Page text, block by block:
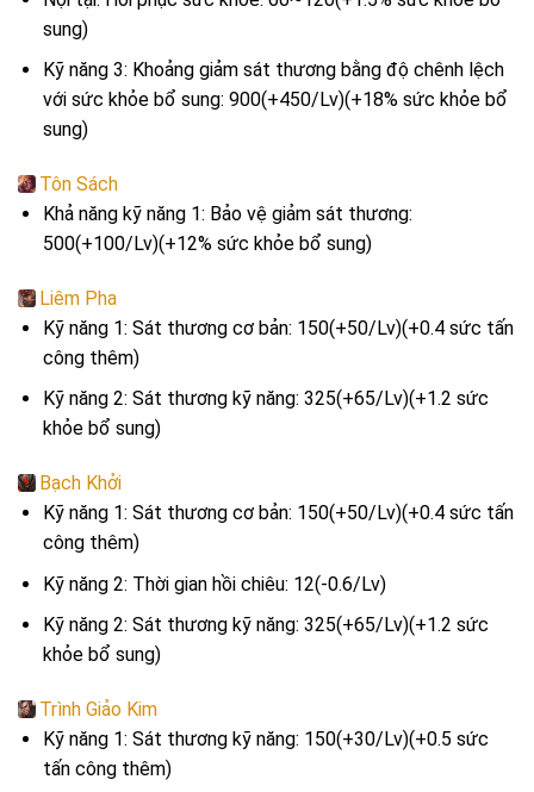
sung)
Kỹ năng 3: Khoảng giảm sát thương bằng độ chênh lệch
với sức khỏe bổ sung: 900(+450/Lv)(+18% sức khỏe bổ
sung)
Tôn Sách
Khả năng kỹ năng 1: Bảo vệ giảm sát thương:
500(+100/Lv)(+12% sức khỏe bổ sung)
Liêm Pha
Kỹ năng 1: Sát thương cơ bản: 150(+50/Lv)(+0.4 sức tấn
công thêm)
Kỹ năng 2: Sát thương kỹ năng: 325(+65/Lv)(+1.2 sức
khỏe bổ sung)
Bạch Khởi
Kỹ năng 1: Sát thương cơ bản: 150(+50/Lv)(+0.4 sức tấn
công thêm)
Kỹ năng 2: Thời gian hồi chiêu: 12(-0.6/Lv)
Kỹ năng 2: Sát thương kỹ năng: 325(+65/Lv)(+1.2 sức
khỏe bổ sung)
Trình Giảo Kim
Kỹ năng 1: Sát thương kỹ năng: 150(+30/Lv)(+0.5 sức
tấn công thêm)